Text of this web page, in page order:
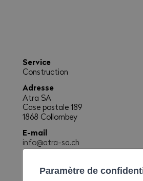
Service
Construction
Adresse
Atra SA
Case postale 189
1868 Collombey
E-mail
info@atra-sa.ch
+41244721212
Paramètre de